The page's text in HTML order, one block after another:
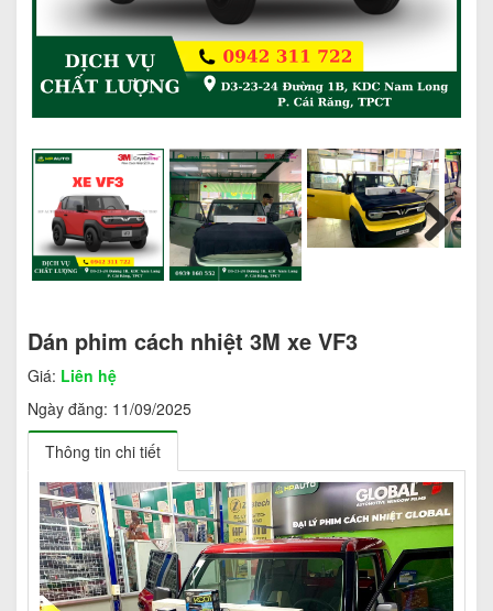
Dán phim cách nhiệt 3M xe VF3
Giá: Liên hệ
Ngày đăng: 11/09/2025
Thông tin chi tiết